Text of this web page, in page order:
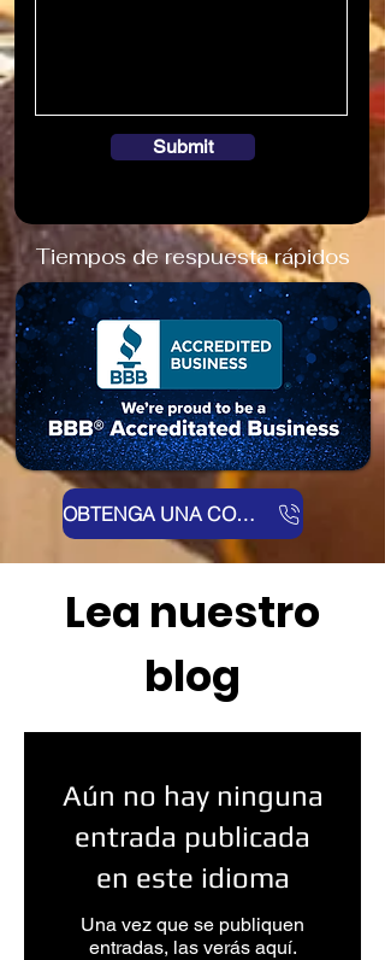
Submit
Tiempos de respuesta rápidos
OBTENGA UNA COTIZACIÓN AHORA
Lea nuestro
blog
Aún no hay ninguna
entrada publicada
en este idioma
Una vez que se publiquen
entradas, las verás aquí.